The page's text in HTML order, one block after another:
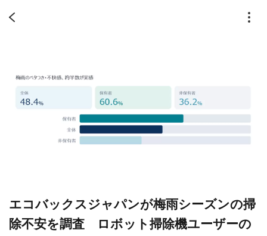
エコバックスジャパンが梅雨シーズンの掃
除不安を調査 ロボット掃除機ユーザーの